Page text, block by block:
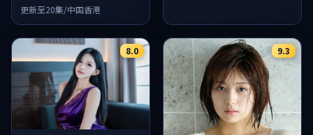
更新至20集/中国香港
8.0 9.3